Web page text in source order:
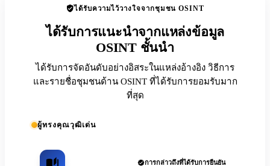
ได้รับความไว้วางใจจากชุมชน OSINT
ได้รับการแนะนำจากแหล่งข้อมูล
OSINT ชั้นนำ
ได้รับการจัดอันดับอย่างอิสระในแหล่งอ้างอิง วิธีการ
และรายชื่อชุมชนด้าน OSINT ที่ได้รับการยอมรับมาก
ที่สุด
ผู้ทรงคุณวุฒิเด่น
การกล่าวถึงที่ได้รับการยืนยัน